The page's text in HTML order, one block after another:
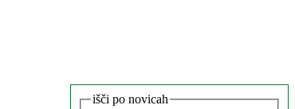
išči po novicah